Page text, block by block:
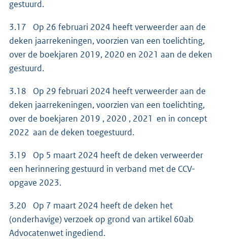
gestuurd.
3.17 Op 26 februari 2024 heeft verweerder aan de
deken jaarrekeningen, voorzien van een toelichting,
over de boekjaren 2019, 2020 en 2021 aan de deken
gestuurd.
3.18 Op 29 februari 2024 heeft verweerder aan de
deken jaarrekeningen, voorzien van een toelichting,
over de boekjaren 2019 , 2020 , 2021 en in concept
2022 aan de deken toegestuurd.
3.19 Op 5 maart 2024 heeft de deken verweerder
een herinnering gestuurd in verband met de CCV-
opgave 2023.
3.20 Op 7 maart 2024 heeft de deken het
(onderhavige) verzoek op grond van artikel 60ab
Advocatenwet ingediend.